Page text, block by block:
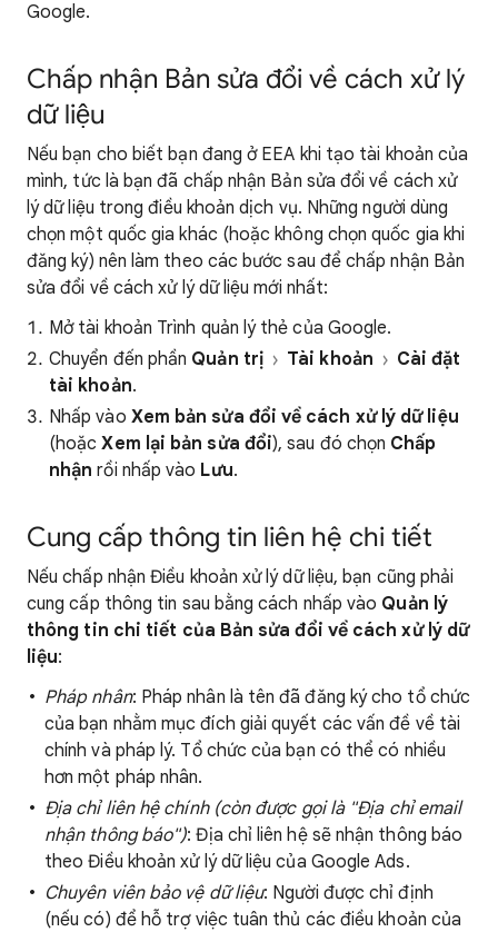
Google.
Chấp nhận Bản sửa đổi về cách xử lý
dữ liệu
Nếu bạn cho biết bạn đang ở EEA khi tạo tài khoản của
mình, tức là bạn đã chấp nhận Bản sửa đổi về cách xử
lý dữ liệu trong điều khoản dịch vụ. Những người dùng
chọn một quốc gia khác (hoặc không chọn quốc gia khi
đăng ký) nên làm theo các bước sau để chấp nhận Bản
sửa đổi về cách xử lý dữ liệu mới nhất:
Mở tài khoản Trình quản lý thẻ của Google.
Chuyển đến phần Quản trị Tài khoản
Cài đặt
tài khoản.
Nhấp vào Xem bản sửa đổi về cách xử lý dữ liệu
(hoặcXem lại bản sửa đổi), sau đó chọn Chấp
nhận rồi nhấp vào Lưu.
Cung cấp thông tin liên hệ chi tiết
Nếu chấp nhận Điều khoản xử lý dữ liệu, bạn cũng phải
cung cấp thông tin sau bằng cách nhấp vào Quản lý
thông tin chi tiết của Bản sửa đổi về cách xử lý dữ
liệu:
Pháp nhân: Pháp nhân là tên đã đăng ký cho tổ chức
của bạn nhằm mục đích giải quyết các vấn đề về tài
chính và pháp lý. Tổ chức của bạn có thể có nhiều
hơn một pháp nhân.
Địa chỉ liên hệ chính (còn được gọi là "Địa chỉ email
nhận thông báo"): Địa chỉ liên hệ sẽ nhận thông báo
theo Điều khoản xử lý dữ liệu của Google Ads.
Chuyên viên bảo vệ dữ liệu: Người được chỉ định
(nếu có) để hỗ trợ việc tuân thủ các điều khoản của